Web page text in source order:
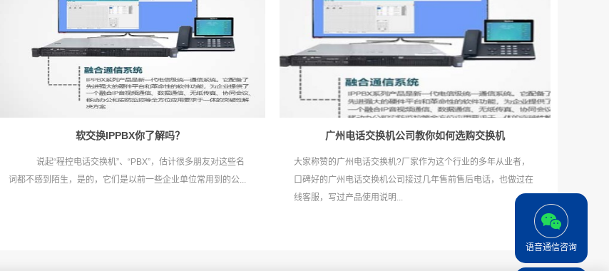
软交换IPPBX你了解吗？
说起“程控电话交换机”、“PBX”，估计很多朋友对这些名
词都不感到陌生，是的，它们是以前一些企业单位常用到的公...
广州电话交换机公司教你如何选购交换机
大家称赞的广州电话交换机?厂家作为这个行业的多年从业者，
口碑好的广州电话交换机公司接过几年售前售后电话，也做过在
线客服，写过产品使用说明...
语音通信咨询